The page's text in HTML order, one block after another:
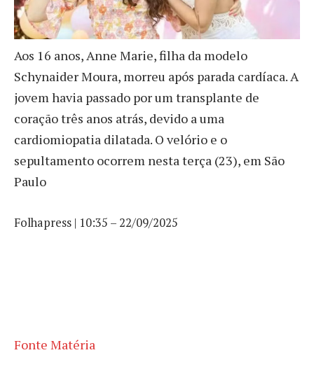
Aos 16 anos, Anne Marie, filha da modelo
Schynaider Moura, morreu após parada cardíaca. A
jovem havia passado por um transplante de
coração três anos atrás, devido a uma
cardiomiopatia dilatada. O velório e o
sepultamento ocorrem nesta terça (23), em São
Paulo
Folhapress | 10:35 – 22/09/2025
Fonte Matéria